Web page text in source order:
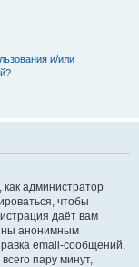
и/или
как администратор
чтобы
даёт вам
анонимным
email-сообщений,
пару минут,